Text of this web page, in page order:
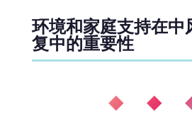
环境和家庭支持在中
复中的重要性
◆ ◆